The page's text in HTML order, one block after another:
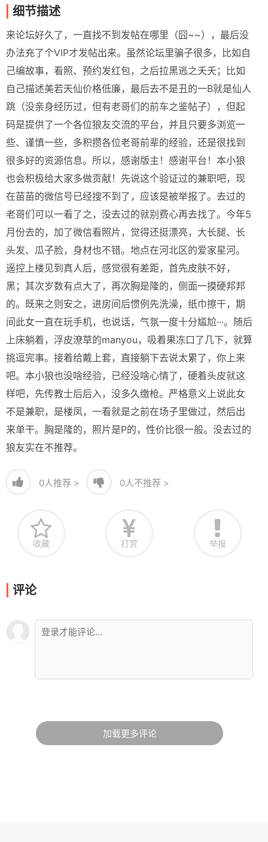
细节描述
来论坛好久了，一直找不到发帖在哪里（囧~~），最后没
办法充了个VIP才发帖出来。虽然论坛里骗子很多，比如自
己编故事，看照、预约发红包，之后拉黑逃之夭夭；比如
自己描述美若天仙价格低廉，最后去不是丑的一B就是仙人
跳（没亲身经历过，但有老哥们的前车之鉴帖子），但起
码是提供了一个各位狼友交流的平台，并且只要多浏览一
些、谨慎一些，多积攒各位老哥前辈的经验，还是很找到
很多好的资源信息。所以，感谢版主！感谢平台！本小狼
也会积极给大家多做贡献！先说这个验证过的兼职吧，现
在苗苗的微信号已经搜不到了，应该是被举报了。去过的
老哥们可以一看了之，没去过的就别费心再去找了。今年5
月份去的，加了微信看照片，觉得还挺漂亮，大长腿、长
头发、瓜子脸，身材也不错。地点在河北区的爱家星河。
遥控上楼见到真人后，感觉很有差距，首先皮肤不好，
黑；其次岁数有点大了，再次胸是隆的，侧面一摸硬邦邦
的。既来之则安之，进房间后惯例先洗澡，纸巾擦干，期
间此女一直在玩手机，也说话，气氛一度十分尴尬···。随后
上床躺着，浮皮潦草的manyou，吸着果冻口了几下，就算
挑逗完事。接着给戴上套，直接躺下去说太累了，你上来
吧。本小狼也没啥经验，已经没啥心情了，硬着头皮就这
样吧，先传教士后后入，没多久缴枪。严格意义上说此女
不是兼职，是楼凤，一看就是之前在场子里做过，然后出
来单干。胸是隆的，照片是P的，性价比很一般。没去过的
狼友实在不推荐。
0人推荐 > 0人不推荐 >
收藏 打赏 举报
评论
加载更多评论